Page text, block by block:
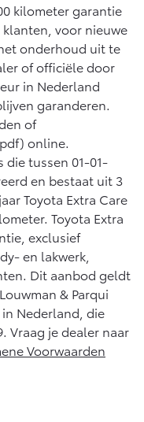
kilometer garantie
voor nieuwe
onderhoud uit te
of officiële door
in Nederland
garanderen.
of
online.
die tussen 01-01-
en bestaat uit 3
Toyota Extra Care
Toyota Extra
exclusief
en lakwerk,
Dit aanbod geldt
& Parqui
Nederland, die
Vraag je dealer naar
Voorwaarden